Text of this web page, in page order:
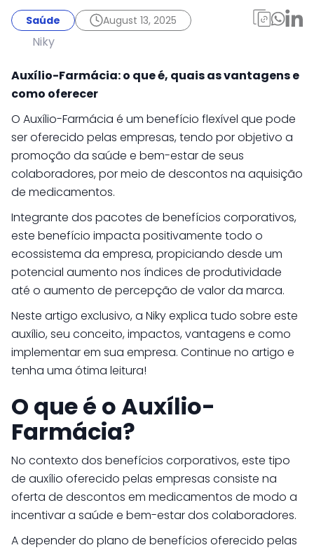
Auxílio-Farmácia: o
que é, quais as
vantagens e como
oferecer
Saúde August 13, 2025
Niky
Auxílio-Farmácia: o que é, quais as vantagens e
como oferecer
O Auxílio-Farmácia é um benefício flexível que pode
ser oferecido pelas empresas, tendo por objetivo a
promoção da saúde e bem-estar de seus
colaboradores, por meio de descontos na aquisição
de medicamentos.
Integrante dos pacotes de benefícios corporativos,
este benefício impacta positivamente todo o
ecossistema da empresa, propiciando desde um
potencial aumento nos índices de produtividade
até o aumento de percepção de valor da marca.
Neste artigo exclusivo, a Niky explica tudo sobre este
auxílio, seu conceito, impactos, vantagens e como
implementar em sua empresa. Continue no artigo e
tenha uma ótima leitura!
O que é o Auxílio-
Farmácia?
No contexto dos benefícios corporativos, este tipo
de auxílio oferecido pelas empresas consiste na
oferta de descontos em medicamentos de modo a
incentivar a saúde e bem-estar dos colaboradores.
A depender do plano de benefícios oferecido pelas